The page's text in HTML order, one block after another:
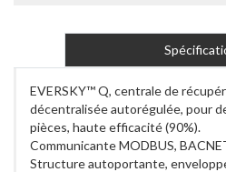
EVERSKY™ Q, centrale de
décentralisée autorégulée, pour
pièces, haute efficacité (90%).
Communicante MODBUS,
Structure autoportante,